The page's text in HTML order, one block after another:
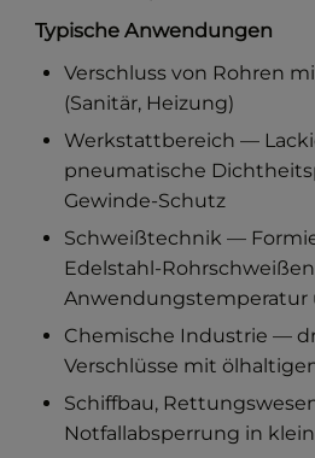
Typische Anwendungen
Verschluss von Rohren
(Sanitär, Heizung)
Werkstattbereich —
pneumatische
Gewinde-Schutz
Schweißtechnik —
Edelstahl-
Anwendungstemperatur
Chemische Industrie —
Verschlüsse mit
Schiffbau,
Notfallabsperrung in